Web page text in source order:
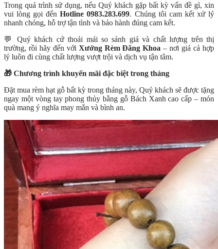
Trong quá trình sử dụng, nếu Quý khách gặp bất kỳ vấn đề gì, xin
vui lòng gọi đếnHotline 0983.283.699. Chúng tôi cam kết xử lý
nhanh chóng, hỗ trợ tận tình và bảo hành đúng cam kết.
💬 Quý khách cứ thoải mái so sánh giá và chất lượng trên thị
trường, rồi hãy đến với Xưởng Rèm Đăng Khoa – nơi giá cả hợp
lý luôn đi cùng chất lượng vượt trội và dịch vụ tận tâm.
🎁 Chương trình khuyến mãi đặc biệt trong tháng
Đặt mua rèm hạt gỗ bất kỳ trong tháng này, Quý khách sẽ được tặng
ngay một vòng tay phong thủy bằng gỗ Bách Xanh cao cấp – món
quà mang ý nghĩa may mắn và bình an.